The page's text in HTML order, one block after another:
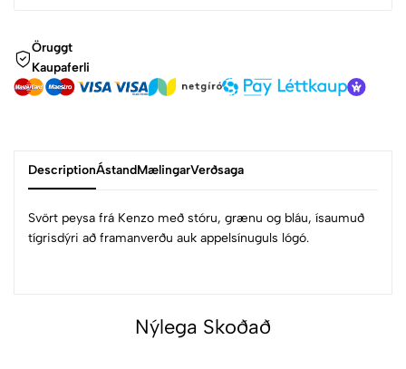
Öruggt
Kaupaferli
DescriptionÁstandMælingarVerðsaga
Svört peysa frá Kenzo með stóru, grænu og bláu, ísaumuð
tígrisdýri að framanverðu auk appelsínuguls lógó.
Nýlega Skoðað